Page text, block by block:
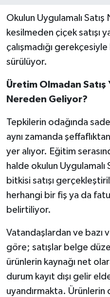
Okulun Uygulamalı
kesilmeden çiçek satışı
çalışmadığı
sürülüyor.
Üretim Olmadan Satış
Nereden Geliyor?
Tepkilerin odağında
aynı zamanda
yer alıyor. Eğitim
halde okulun Uygulamalı
bitkisi satışı
herhangi bir fiş ya da
belirtiliyor.
Vatandaşlardan ve bazı
göre; satışlar belge
ürünlerin kaynağı net
durum kayıt dışı gelir
uyandırmakta. Ürünlerin